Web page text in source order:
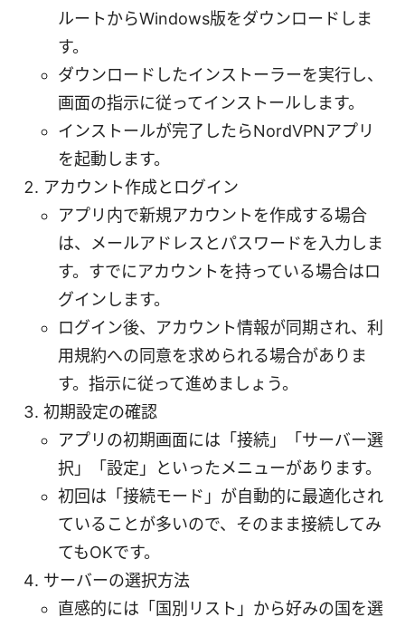
ルートからWindows版をダウンロードしま
す。
ダウンロードしたインストーラーを実行し、
画面の指示に従ってインストールします。
インストールが完了したらNordVPNアプリ
を起動します。
アカウント作成とログイン
アプリ内で新規アカウントを作成する場合
は、メールアドレスとパスワードを入力しま
す。すでにアカウントを持っている場合はロ
グインします。
ログイン後、アカウント情報が同期され、利
用規約への同意を求められる場合がありま
す。指示に従って進めましょう。
初期設定の確認
アプリの初期画面には「接続」「サーバー選
択」「設定」といったメニューがあります。
初回は「接続モード」が自動的に最適化され
ていることが多いので、そのまま接続してみ
てもOKです。
サーバーの選択方法
直感的には「国別リスト」から好みの国を選